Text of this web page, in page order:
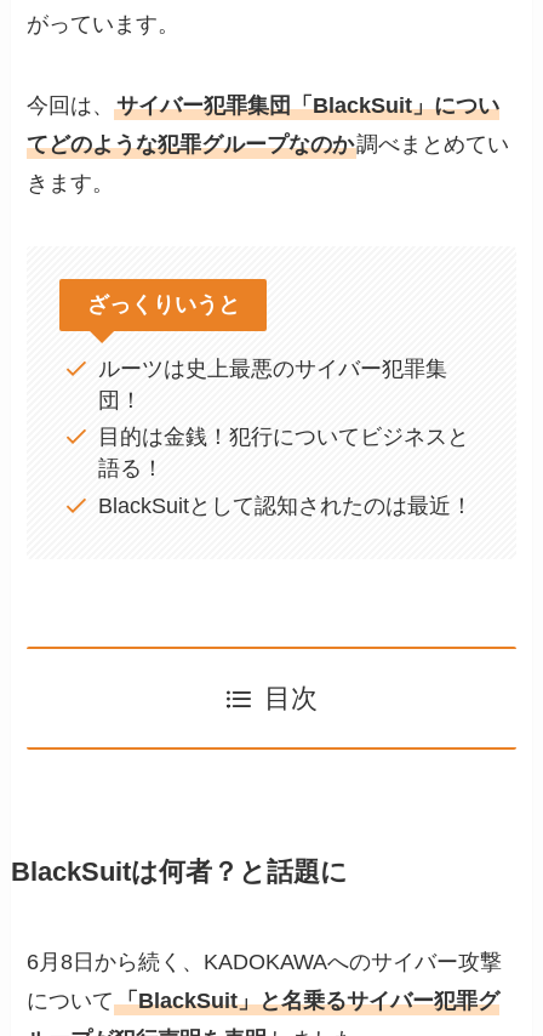
がっています。
今回は、サイバー犯罪集団「BlackSuit」につい
てどのような犯罪グループなのか調べまとめてい
きます。
ざっくりいうと
ルーツは史上最悪のサイバー犯罪集
団！
目的は金銭！犯行についてビジネスと
語る！
BlackSuitとして認知されたのは最近！
目次
BlackSuitは何者？と話題に
6月8日から続く、KADOKAWAへのサイバー攻撃
について「BlackSuit」と名乗るサイバー犯罪グ